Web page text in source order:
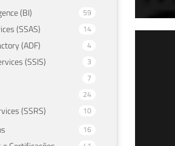
(BI) 59
(SSAS) 14
(ADF) 4
(SSIS) 3
7
24
(SSRS) 10
16